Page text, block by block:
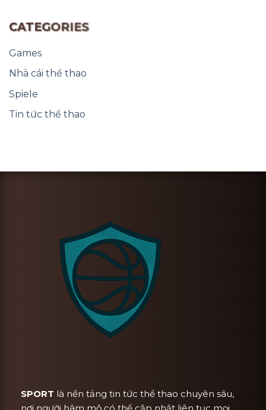
CATEGORIES
Games
Nhà cái thể thao
Spiele
Tin tức thể thao
SPORT là nền tảng tin tức thể thao chuyên sâu,